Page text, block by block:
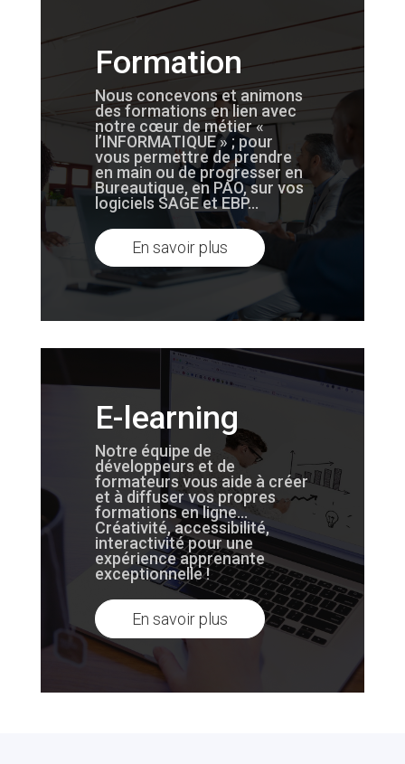
Formation
Nous concevons et animons
des formations en lien avec
notre cœur de métier «
l’INFORMATIQUE » ; pour
vous permettre de prendre
en main ou de progresser en
Bureautique, en PAO, sur vos
logiciels SAGE et EBP…
En savoir plus
E-learning
Notre équipe de
développeurs et de
formateurs vous aide à créer
et à diffuser vos propres
formations en ligne…
Créativité, accessibilité,
interactivité pour une
expérience apprenante
exceptionnelle !
En savoir plus